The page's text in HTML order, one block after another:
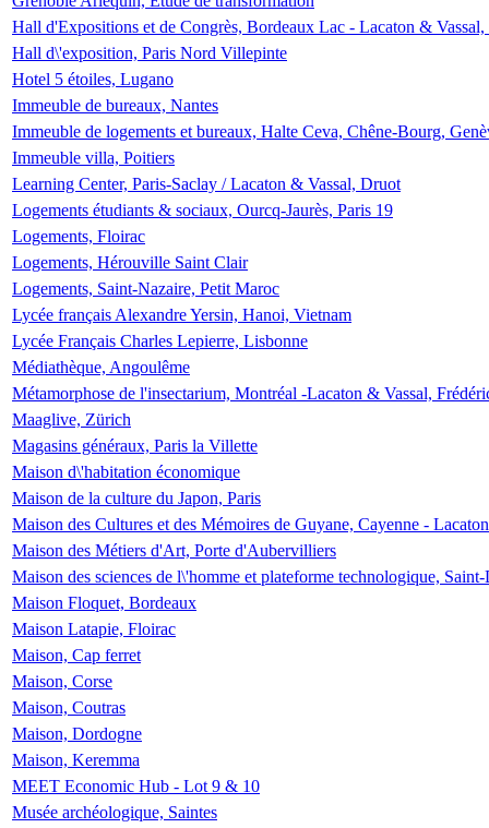
Hall d'Expositions et de Congrès, Bordeaux Lac - Lacaton &
Hall d\'exposition, Paris Nord Villepinte
Hotel 5 étoiles, Lugano
Immeuble de bureaux, Nantes
Immeuble de logements et bureaux, Halte Ceva, Chêne-Bourg,
Immeuble villa, Poitiers
Learning Center, Paris-Saclay / Lacaton & Vassal, Druot
Logements étudiants & sociaux, Ourcq-Jaurès, Paris 19
Logements, Floirac
Logements, Hérouville Saint Clair
Logements, Saint-Nazaire, Petit Maroc
Lycée français Alexandre Yersin, Hanoi, Vietnam
Lycée Français Charles Lepierre, Lisbonne
Médiathèque, Angoulême
Métamorphose de l'insectarium, Montréal -Lacaton & Vassal,
Maaglive, Zürich
Magasins généraux, Paris la Villette
Maison d\'habitation économique
Maison de la culture du Japon, Paris
Maison des Cultures et des Mémoires de Guyane, Cayenne -
Maison des Métiers d'Art, Porte d'Aubervilliers
Maison des sciences de l\'homme et plateforme technologique,
Maison Floquet, Bordeaux
Maison Latapie, Floirac
Maison, Cap ferret
Maison, Corse
Maison, Coutras
Maison, Dordogne
Maison, Keremma
MEET Economic Hub - Lot 9 & 10
Musée archéologique, Saintes